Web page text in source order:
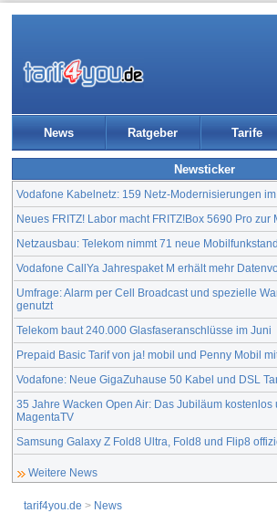
News Ratgeber Tarife
Newsticker
Vodafone Kabelnetz: 159 Netz-Modernisierungen
Neues FRITZ! Labor macht FRITZ!Box 5690 Pro zur
Netzausbau: Telekom nimmt 71 neue
Vodafone CallYa Jahrespaket M erhält mehr
Umfrage: Alarm per Cell Broadcast und spezielle
genutzt
Telekom baut 240.000 Glasfaseranschlüsse im Juni
Prepaid Basic Tarif von ja! mobil und Penny Mobil
Vodafone: Neue GigaZuhause 50 Kabel und DSL
35 Jahre Wacken Open Air: Das Jubiläum kostenlos
MagentaTV
Samsung Galaxy Z Fold8 Ultra, Fold8 und Flip8
Weitere News
tarif4you.de > News